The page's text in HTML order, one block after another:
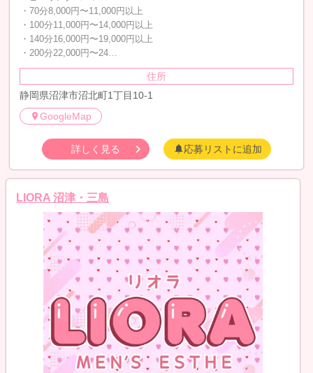
・70分8,000円〜11,000円以上
・100分11,000円〜14,000円以上
・140分16,000円〜19,000円以上
・200分22,000円〜24…
住所
静岡県沼津市沼北町1丁目10-1
GoogleMap
詳しく見る 応募リストに追加
LIORA 沼津・三島